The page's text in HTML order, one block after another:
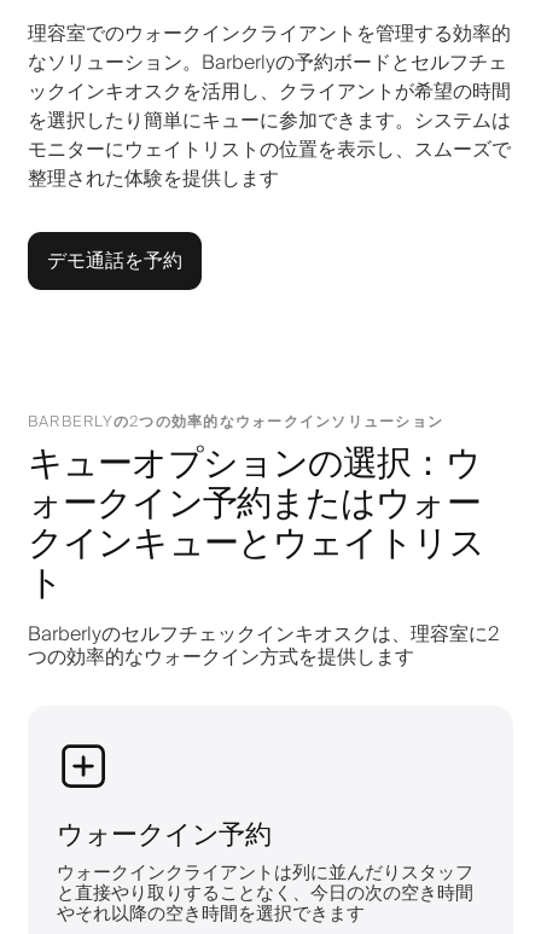
理容室でのウォークインクライアントを管理する効率的
なソリューション。Barberlyの予約ボードとセルフチェ
ックインキオスクを活用し、クライアントが希望の時間
を選択したり簡単にキューに参加できます。システムは
モニターにウェイトリストの位置を表示し、スムーズで
整理された体験を提供します
デモ通話を予約
BARBERLYの2つの効率的なウォークインソリューション
キューオプションの選択：ウ
ォークイン予約またはウォー
クインキューとウェイトリス
ト
Barberlyのセルフチェックインキオスクは、理容室に2
つの効率的なウォークイン方式を提供します
ウォークイン予約
ウォークインクライアントは列に並んだりスタッフ
と直接やり取りすることなく、今日の次の空き時間
やそれ以降の空き時間を選択できます